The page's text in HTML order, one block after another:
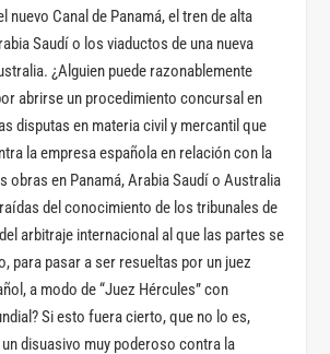
nuevo Canal de Panamá, el tren de alta
Saudí o los viaductos de una nueva
¿Alguien puede razonablemente
abrirse un procedimiento concursal en
disputas en materia civil y mercantil que
la empresa española en relación con la
obras en Panamá, Arabia Saudí o Australia
del conocimiento de los tribunales de
arbitraje internacional al que las partes se
para pasar a ser resueltas por un juez
a modo de “Juez Hércules” con
Si esto fuera cierto, que no lo es,
disuasivo muy poderoso contra la